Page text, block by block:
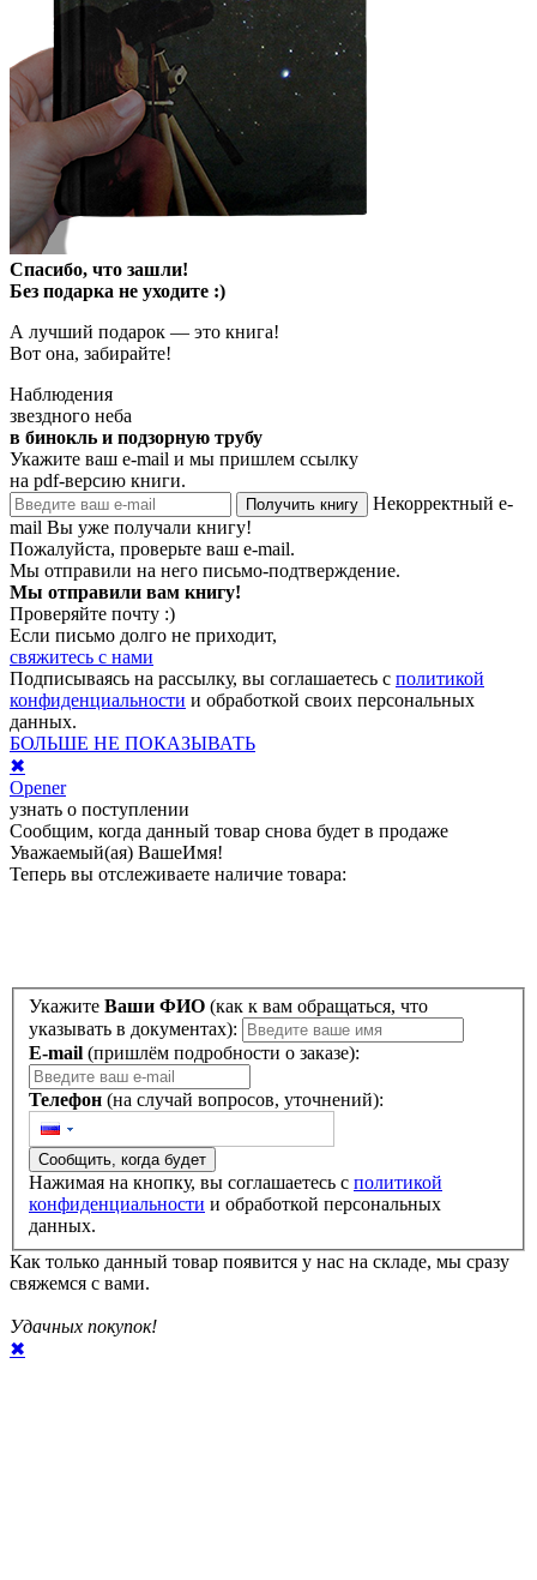
Спасибо, что зашли!
Без подарка не уходите :)
А лучший подарок — это книга!
Вот она, забирайте!
Наблюдения
звездного неба
в бинокль и подзорную трубу
Укажите ваш e-mail и мы пришлем ссылку
на pdf-версию книги.
Получить книгу
Некорректный e-
mail Вы уже получали книгу!
Пожалуйста, проверьте ваш e-mail.
Мы отправили на него письмо-подтверждение.
Мы отправили вам книгу!
Проверяйте почту :)
Если письмо долго не приходит,
свяжитесь с нами
Подписываясь на рассылку, вы соглашаетесь с политикой
конфиденциальности и обработкой своих персональных
данных.
БОЛЬШЕ НЕ ПОКАЗЫВАТЬ
✖
Opener
узнать о поступлении
Сообщим, когда данный товар снова будет в продаже
Уважаемый(ая) ВашеИмя!
Теперь вы отслеживаете наличие товара:
Укажите Ваши ФИО
указывать в документах):
E-mail (пришлём подробности о заказе):
Телефон (на случай вопросов, уточнений):
Сообщить, когда будет
Нажимая на кнопку, вы соглашаетесь с политикой
конфиденциальности
данных.
Как только данный товар появится у нас на складе, мы сразу
свяжемся с вами.
Удачных покупок!
✖